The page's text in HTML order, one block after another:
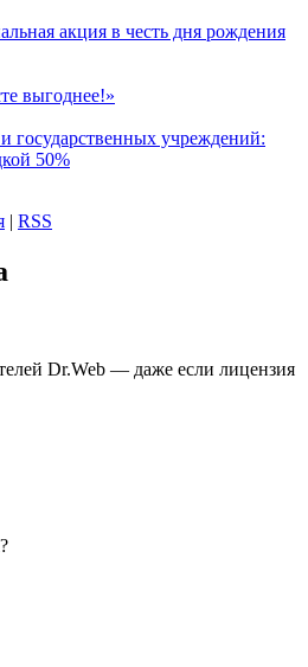
акция в честь дня рождения
выгоднее!»
государственных учреждений:
50%
| RSS
Dr.Web — даже если лицензия